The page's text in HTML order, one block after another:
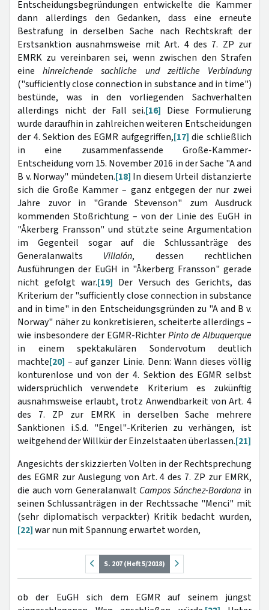
Entscheidungsbegründungen entwickelte die Kammer
dann allerdings den Gedanken, dass eine erneute
Bestrafung in derselben Sache nach Rechtskraft der
Erstsanktion ausnahmsweise mit Art. 4 des 7. ZP zur
EMRK zu vereinbaren sei, wenn zwischen den Strafen
einehinreichende sachliche und zeitliche Verbindung
("sufficiently close connection in substance and in time")
bestünde, was in den vorliegenden Sachverhalten
allerdings nicht der Fall sei.[16] Diese Formulierung
wurde daraufhin in zahlreichen weiteren Entscheidungen
der 4. Sektion des EGMR aufgegriffen,[17] die schließlich
in eine zusammenfassende Große-Kammer-
Entscheidung vom 15. November 2016 in der Sache "A and
B v. Norway" mündeten.[18] In diesem Urteil distanzierte
sich die Große Kammer – ganz entgegen der nur zwei
Jahre zuvor in "Grande Stevenson" zum Ausdruck
kommenden Stoßrichtung – von der Linie des EuGH in
"Åkerberg Fransson" und stützte seine Argumentation
im Gegenteil sogar auf die Schlussanträge des
Generalanwalts Villalón, dessen rechtlichen
Ausführungen der EuGH in "Åkerberg Fransson" gerade
nicht gefolgt war.[19] Der Versuch des Gerichts, das
Kriterium der "sufficiently close connection in substance
and in time" in den Entscheidungsgründen zu "A and B v.
Norway" näher zu konkretisieren, scheiterte allerdings –
wie insbesondere der EGMR-RichterPinto de Albuquerque
in einem spektakulären Sondervotum deutlich
machte[20] –auf ganzer Linie. Denn: Wann dieses völlig
konturenlose und von der 4. Sektion des EGMR selbst
widersprüchlich verwendete Kriterium es zukünftig
ausnahmsweise erlaubt, trotz Anwendbarkeit von Art. 4
des 7. ZP zur EMRK in derselben Sache mehrere
Sanktionen i.S.d. "Engel"-Kriterien zu verhängen, ist
weitgehend der Willkür der Einzelstaaten überlassen.[21]
Angesichts der skizzierten Volten in der Rechtsprechung
des EGMR zur Auslegung von Art. 4 des 7. ZP zur EMRK,
die auch vom Generalanwalt Campos Sánchez-Bordona in
seinen Schlussanträgen in der Rechtssache "Menci" mit
(sehr diplomatisch verpackter) Kritik bedacht wurden,
[22]war nun mit Spannung erwartet worden,
S. 207 (Heft 5/2018)
ob der EuGH sich dem EGMR auf seinem jüngst